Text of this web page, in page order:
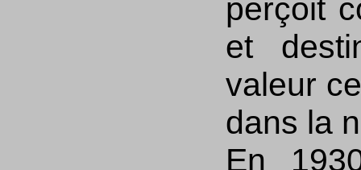
perçoit
et
valeur
dans la
En